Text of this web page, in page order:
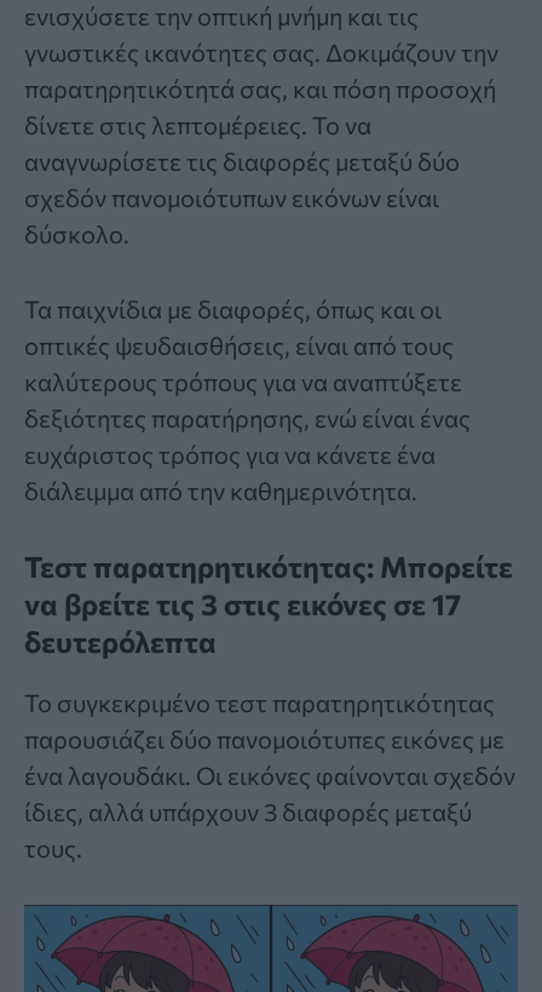
ενισχύσετε την οπτική μνήμη και τις
γνωστικές ικανότητες σας. Δοκιμάζουν την
παρατηρητικότητά σας, και πόση προσοχή
δίνετε στις λεπτομέρειες. Το να
αναγνωρίσετε τις διαφορές μεταξύ δύο
σχεδόν πανομοιότυπων εικόνων είναι
δύσκολο.
Τα παιχνίδια με διαφορές, όπως και οι
οπτικές ψευδαισθήσεις, είναι από τους
καλύτερους τρόπους για να αναπτύξετε
δεξιότητες παρατήρησης, ενώ είναι ένας
ευχάριστος τρόπος για να κάνετε ένα
διάλειμμα από την καθημερινότητα.
Τεστ παρατηρητικότητας: Μπορείτε
να βρείτε τις 3 στις εικόνες σε 17
δευτερόλεπτα
Το συγκεκριμένο τεστ παρατηρητικότητας
παρουσιάζει δύο πανομοιότυπες εικόνες με
ένα λαγουδάκι. Οι εικόνες φαίνονται σχεδόν
ίδιες, αλλά υπάρχουν 3 διαφορές μεταξύ
τους.